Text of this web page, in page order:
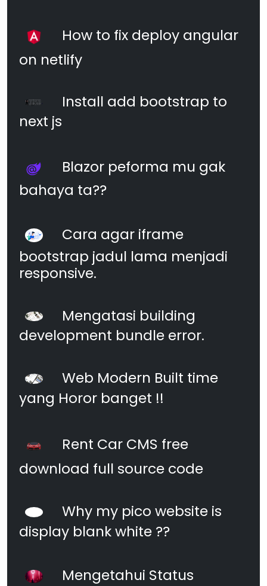
How to fix deploy angular
on netlify
Install add bootstrap to
next js
Blazor peforma mu gak
bahaya ta??
Cara agar iframe
bootstrap jadul lama menjadi
responsive.
Mengatasi building
development bundle error.
Web Modern Built time
yang Horor banget !!
Rent Car CMS free
download full source code
Why my pico website is
display blank white ??
Mengetahui Status